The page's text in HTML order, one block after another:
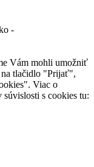
-
Vám mohli umožniť
na tlačidlo "Prijať",
Viac o
s cookies tu: